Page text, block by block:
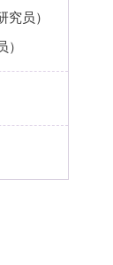
究员）
）